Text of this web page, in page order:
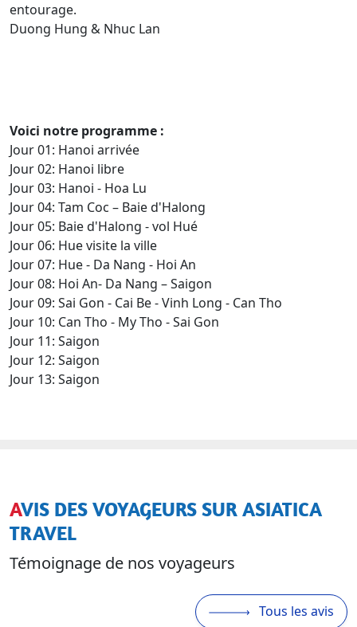
entourage.
Duong Hung & Nhuc Lan
Voici notre programme :
Jour 01: Hanoi arrivée
Jour 02: Hanoi libre
Jour 03: Hanoi - Hoa Lu
Jour 04: Tam Coc – Baie d'Halong
Jour 05: Baie d'Halong - vol Hué
Jour 06: Hue visite la ville
Jour 07: Hue - Da Nang - Hoi An
Jour 08: Hoi An- Da Nang – Saigon
Jour 09: Sai Gon - Cai Be - Vinh Long - Can Tho
Jour 10: Can Tho - My Tho - Sai Gon
Jour 11: Saigon
Jour 12: Saigon
Jour 13: Saigon
AVIS DES VOYAGEURS SUR ASIATICA
TRAVEL
Témoignage de nos voyageurs
Tous les avis